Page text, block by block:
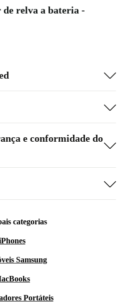
relva a bateria -
e conformidade do
categorias
Samsung
Portáteis